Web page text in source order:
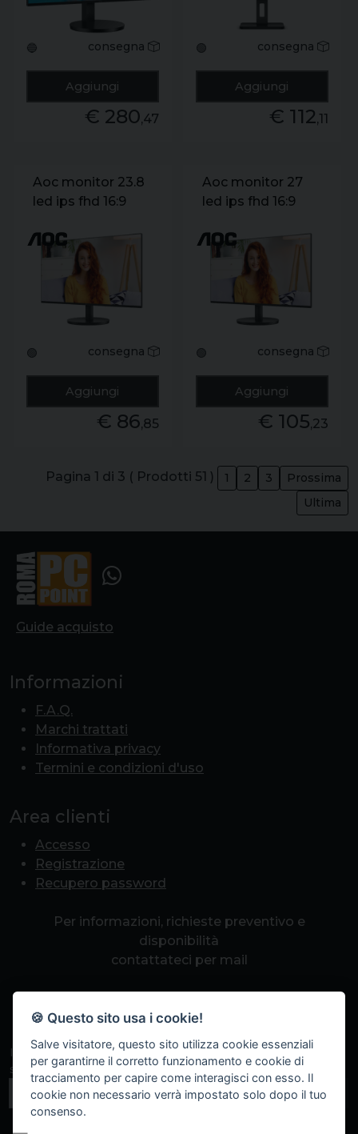
🔵 consegna
Aggiungi
€ 280,47
🟢 consegna
Aggiungi
€ 112,11
Aoc monitor 23.8
led ips fhd 16:9
120hz. vga/hdmi.
multimediale
🟢 consegna
Aggiungi
€ 86,85
Aoc monitor 27
led ips fhd 16:9
vga/hdmi.
multimediale
🟢 consegna
Aggiungi
€ 105,23
Pagina 1 di 3 ( Prodotti 51 ) 1 2 3
Prossima
Ultima
Guide acquisto
Informazioni
F.A.Q.
Marchi trattati
Informativa privacy
Termini e condizioni d'uso
Area clienti
Accesso
Registrazione
Recupero password
Per informazioni, richieste preventivo e
disponibilità
contattateci per mail
Iscriviti alla nostra newsletter per non perdere eventi
speciali, sconti a tempo e promozioni.
Iscriviti
🍪 Questo sito usa i cookie!
Salve visitatore, questo sito utilizza cookie essenziali
per garantirne il corretto funzionamento e cookie di
tracciamento per capire come interagisci con esso. Il
cookie non necessario verrà impostato solo dopo il tuo
consenso.